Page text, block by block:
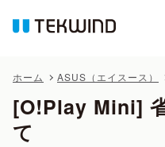
ホーム ASUS（エイスース）
[O!Play Mini]
て